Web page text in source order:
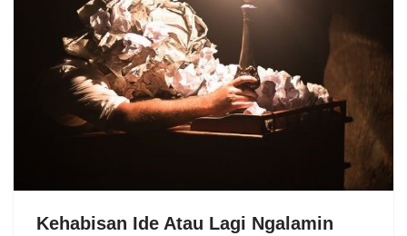
Kehabisan Ide Atau Lagi Ngalamin